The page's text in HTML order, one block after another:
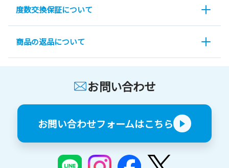
度数交換保証について
商品の返品について
お問い合わせ
お問い合わせフォームはこちら